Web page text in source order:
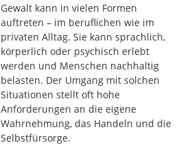
Gewalt kann in vielen Formen
auftreten – im beruflichen wie im
privaten Alltag. Sie kann sprachlich,
körperlich oder psychisch erlebt
werden und Menschen nachhaltig
belasten. Der Umgang mit solchen
Situationen stellt oft hohe
Anforderungen an die eigene
Wahrnehmung, das Handeln und die
Selbstfürsorge.